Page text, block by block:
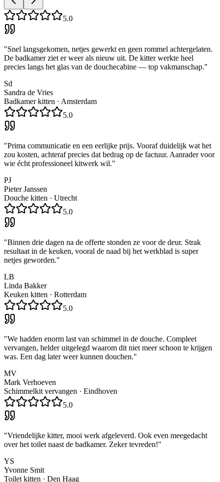
5.0
"Snel langsgekomen, netjes gewerkt en geen rommel achtergelaten.
De badkamer ziet er weer als nieuw uit. De kitter werkte heel
precies langs het glas van de douchecabine — top vakmanschap."
Sd
Sandra de Vries
Badkamer kitten · Amsterdam
5.0
"Prima communicatie en een eerlijke prijs. Vooraf duidelijk wat het
zou kosten, achteraf precies dat bedrag op de factuur. Aanrader voor
wie écht professioneel kitwerk wil."
PJ
Pieter Janssen
Douche kitten · Utrecht
5.0
"Binnen drie dagen na de offerte stonden ze voor de deur. Strak
resultaat in de keuken, vooral de naad bij het werkblad is super
netjes geworden."
LB
Linda Bakker
Keuken kitten · Rotterdam
5.0
"We hadden enorm last van schimmel in de douche. Compleet
vervangen, helder uitgelegd waarom dit niet meer schoon te krijgen
was. Een dag later weer kunnen douchen."
MV
Mark Verhoeven
Schimmelkit vervangen · Eindhoven
5.0
"Vriendelijke kitter, mooi werk afgeleverd. Ook even meegedacht
over het toilet naast de badkamer. Zeker tevreden!"
YS
Yvonne Smit
Toilet kitten · Den Haag